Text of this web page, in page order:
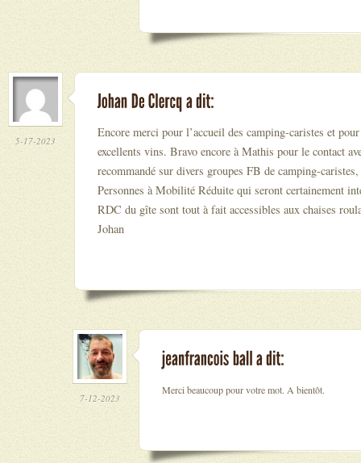
5-17-2023
Encore merci pour l’accueil des camping-caristes et
excellents vins. Bravo encore à Mathis pour le contact
recommandé sur divers groupes FB de camping-
Personnes à Mobilité Réduite qui seront certainement
RDC du gîte sont tout à fait accessibles aux chaises
Johan
7-12-2023
Merci beaucoup pour votre mot. A bientôt.